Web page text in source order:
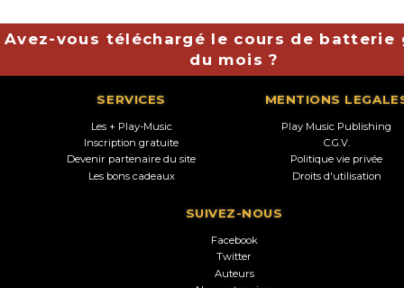
Avez-vous téléchargé le cours de batterie
du mois ?
SERVICES
Les + Play-Music
Inscription gratuite
Devenir partenaire du site
Les bons cadeaux
MENTIONS
Play Music Publishing
C.G.V.
Politique vie privée
Droits d'utilisation
SUIVEZ-NOUS
Facebook
Twitter
Auteurs